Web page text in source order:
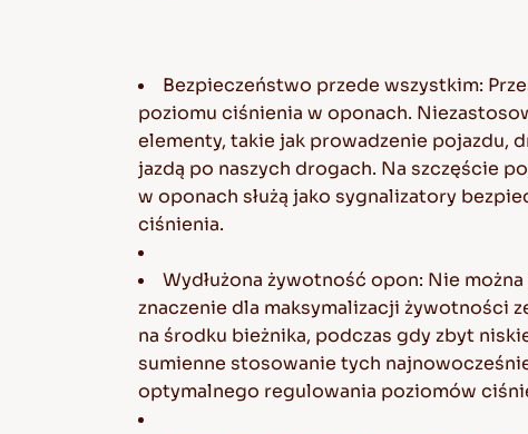
Bezpieczeństwo przede wszystkim:
poziomu ciśnienia w oponach.
elementy, takie jak prowadzenie pojazdu,
jazdą po naszych drogach. Na szczęście
w oponach służą jako sygnalizatory
ciśnienia.
Wydłużona żywotność opon: Nie
znaczenie dla maksymalizacji żywotności
na środku bieżnika, podczas gdy zbyt
sumienne stosowanie tych
optymalnego regulowania poziomów